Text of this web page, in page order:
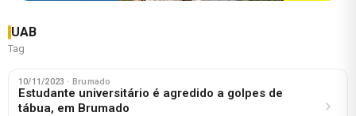
UAB
Tag
10/11/2023 · Brumado
Estudante universitário é agredido a golpes de
tábua, em Brumado